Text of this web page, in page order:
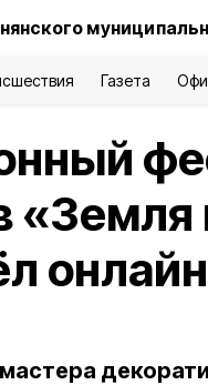
Газета
«Земля
онлайн